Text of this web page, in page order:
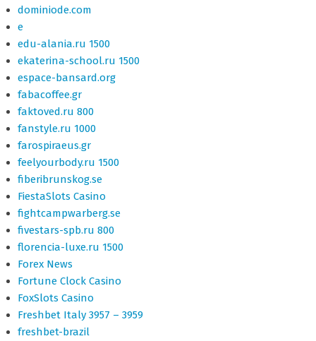
dominiode.com
e
edu-alania.ru 1500
ekaterina-school.ru 1500
espace-bansard.org
fabacoffee.gr
faktoved.ru 800
fanstyle.ru 1000
farospiraeus.gr
feelyourbody.ru 1500
fiberibrunskog.se
FiestaSlots Casino
fightcampwarberg.se
fivestars-spb.ru 800
florencia-luxe.ru 1500
Forex News
Fortune Clock Casino
FoxSlots Casino
Freshbet Italy 3957 – 3959
freshbet-brazil